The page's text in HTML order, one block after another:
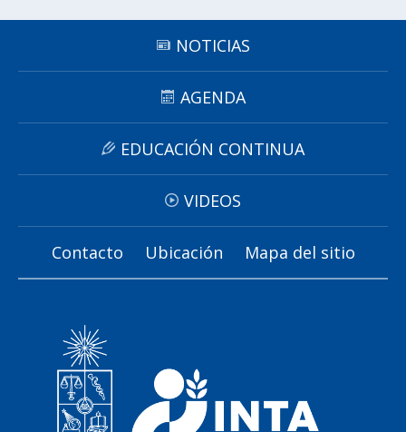
NOTICIAS
AGENDA
EDUCACIÓN CONTINUA
VIDEOS
Contacto Ubicación Mapa del sitio